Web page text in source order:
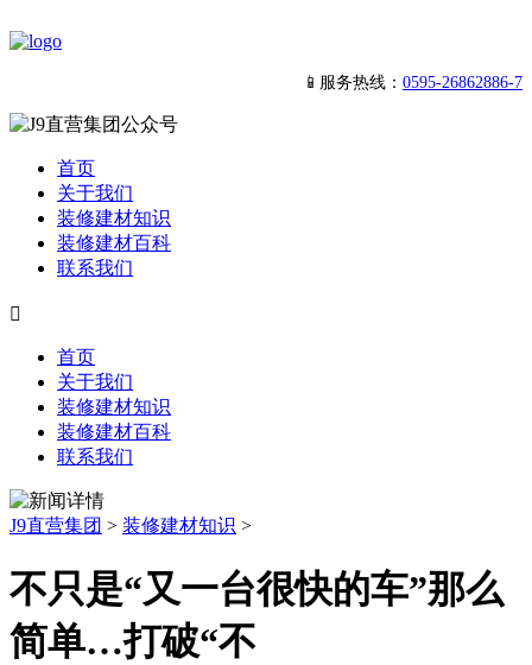
📱服务热线： 0595-26862886-7
首页
关于我们
装修建材知识
装修建材百科
联系我们

首页
关于我们
装修建材知识
装修建材百科
联系我们
J9直营集团 > 装修建材知识 >
不只是“又一台很快的车”那么
简单…打破“不